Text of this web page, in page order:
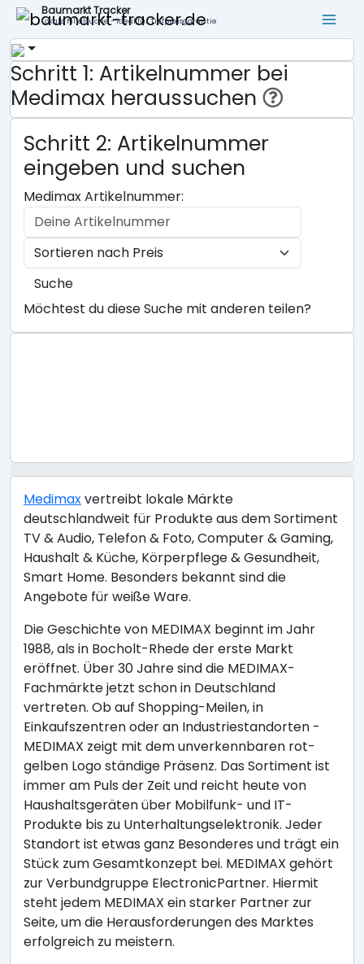
Baumarkt Tracker
Lokale Filialsuche - ideal für Tiefpreisgarantie
Schritt 1: Artikelnummer bei
Medimax heraussuchen
Schritt 2: Artikelnummer
eingeben und suchen
Medimax Artikelnummer:
Suche
Möchtest du diese Suche mit anderen teilen?
Medimaxvertreibt lokale Märkte
deutschlandweit für Produkte aus dem Sortiment
TV & Audio, Telefon & Foto, Computer & Gaming,
Haushalt & Küche, Körperpflege & Gesundheit,
Smart Home. Besonders bekannt sind die
Angebote für weiße Ware.
Die Geschichte von MEDIMAX beginnt im Jahr
1988, als in Bocholt-Rhede der erste Markt
eröffnet. Über 30 Jahre sind die MEDIMAX-
Fachmärkte jetzt schon in Deutschland
vertreten. Ob auf Shopping-Meilen, in
Einkaufszentren oder an Industriestandorten -
MEDIMAX zeigt mit dem unverkennbaren rot-
gelben Logo ständige Präsenz. Das Sortiment ist
immer am Puls der Zeit und reicht heute von
Haushaltsgeräten über Mobilfunk- und IT-
Produkte bis zu Unterhaltungselektronik. Jeder
Standort ist etwas ganz Besonderes und trägt ein
Stück zum Gesamtkonzept bei. MEDIMAX gehört
zur Verbundgruppe ElectronicPartner. Hiermit
steht jedem MEDIMAX ein starker Partner zur
Seite, um die Herausforderungen des Marktes
erfolgreich zu meistern.